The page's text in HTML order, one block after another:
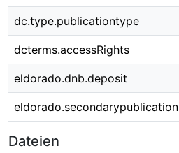
dc.type.publicationtype
dcterms.accessRights
eldorado.dnb.deposit
eldorado.secondarypublication
Dateien